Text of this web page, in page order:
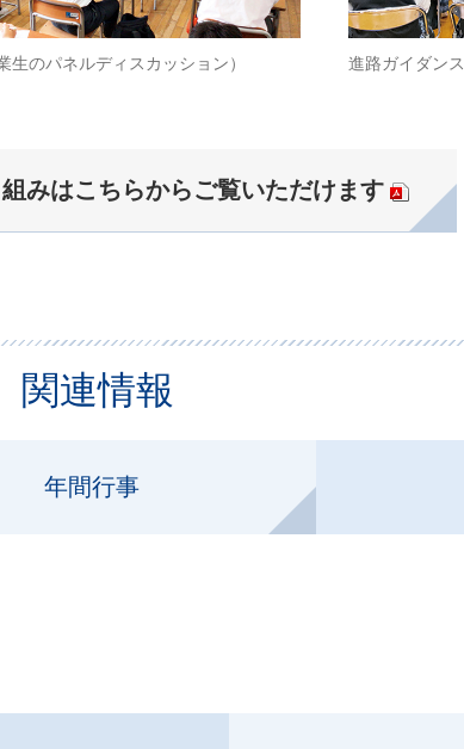
生のパネルディスカッション） 進路ガイダンス
みはこちらからご覧いただけます
関連情報
年間行事